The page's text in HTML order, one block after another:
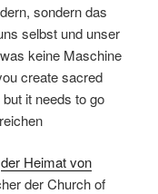
sondern das
selbst und unser
keine Maschine
create sacred
it needs to go
der Heimat von
der Church of